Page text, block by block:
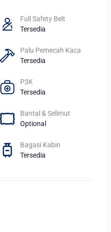
Full Safety Belt
Tersedia
Palu Pemecah Kaca
Tersedia
P3K
Tersedia
Bantal & Selimut
Optional
Bagasi Kabin
Tersedia